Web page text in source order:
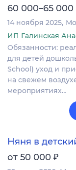
60 000–65 000
14 ноября 2025
ИП Галинская
Обязанности:
для детей
School) уход и
на свежем
мероприятиях…
Няня в
от 50 000 ₽